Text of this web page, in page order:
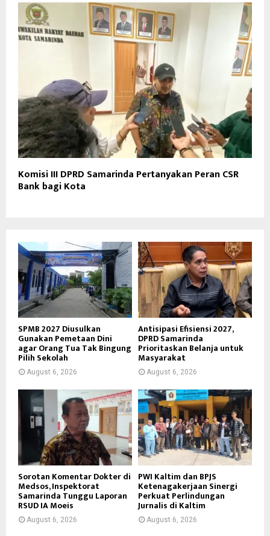
Komisi III DPRD Samarinda Pertanyakan Peran CSR
Bank bagi Kota
SPMB 2027 Diusulkan
Gunakan Pemetaan Dini
agar Orang Tua Tak Bingung
Pilih Sekolah
August 6, 2026
Antisipasi Efisiensi 2027,
DPRD Samarinda
Prioritaskan Belanja untuk
Masyarakat
August 6, 2026
Sorotan Komentar Dokter di
Medsos, Inspektorat
Samarinda Tunggu Laporan
RSUD IA Moeis
August 6, 2026
PWI Kaltim dan BPJS
Ketenagakerjaan Sinergi
Perkuat Perlindungan
Jurnalis di Kaltim
August 6, 2026